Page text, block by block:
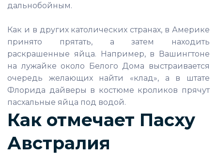
дальнобойным.
Как и в других католических странах, в Америке
принято прятать, а затем находить
раскрашенные яйца. Например, в Вашингтоне
на лужайке около Белого Дома выстраивается
очередь желающих найти «клад», а в штате
Флорида дайверы в костюме кроликов прячут
пасхальные яйца под водой.
Как отмечает Пасху
Австралия